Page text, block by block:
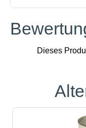
Produktgalerie